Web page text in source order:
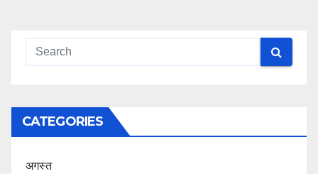
CATEGORIES
अगस्त